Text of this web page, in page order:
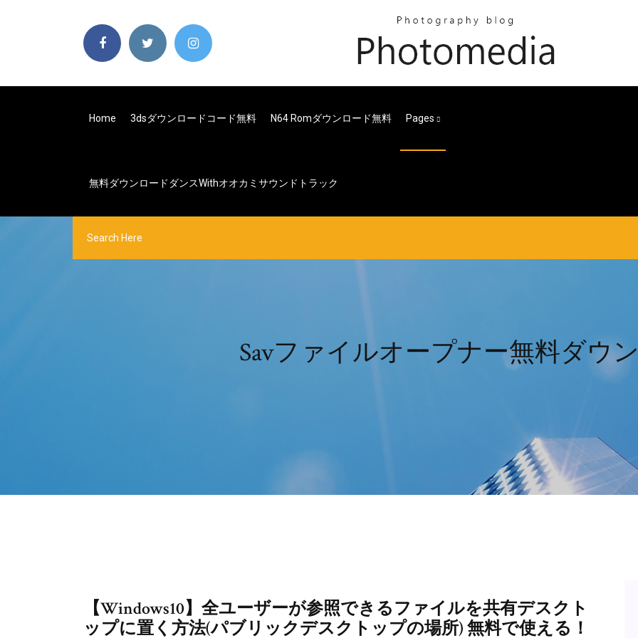
Home 3dsダウンロードコード無料 N64 Romダウンロード無料 Pages
無料ダウンロードダンスwithオオカミサウンドトラック
Savファイルオープナー無料ダウ
【Windows10】全ユーザーが参照できるファイルを共有デスクト
ップに置く方法(パブリックデスクトップの場所) 無料で使える！